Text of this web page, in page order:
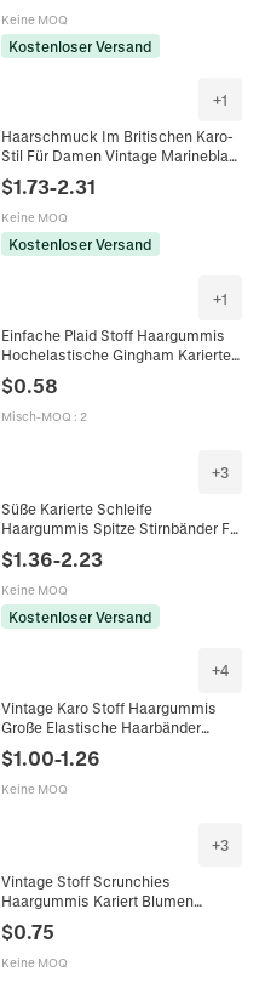
Keine MOQ
Kostenloser Versand
+1
Haarschmuck Im Britischen Karo-
Stil Für Damen Vintage Marineblau
Khaki Karierte Bogen
Haarklammern Große Scrunchies
Preppy Haargummis
$1.73-2.31
Keine MOQ
Kostenloser Versand
+1
Einfache Plaid Stoff Haargummis
Hochelastische Gingham Karierte
Haarbänder Für Damen Mädchen
Pferdeschwanz Halter
Haarschmuck
$0.58
Misch-MOQ : 2
+3
Süße Karierte Schleife
Haargummis Spitze Stirnbänder Für
Damen Mädchen Niedliche Karo
Scrunchies Stern Knopf
Haarspangen Set
$1.36-2.23
Keine MOQ
Kostenloser Versand
+4
Vintage Karo Stoff Haargummis
Große Elastische Haarbänder
Karierter Haarschmuck Für Damen
$1.00-1.26
Keine MOQ
+3
Vintage Stoff Scrunchies
Haargummis Kariert Blumen
Leopard Muster Elastisch
Koreanischer Stil Haarschmuck Für
Damen
$0.75
Keine MOQ